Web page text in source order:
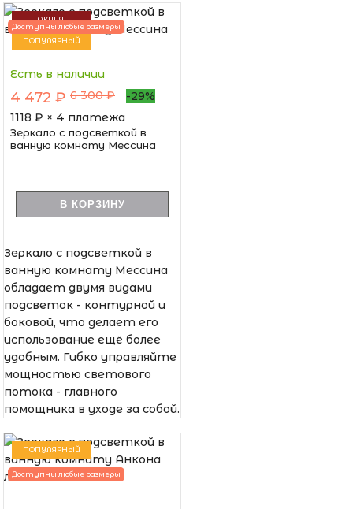
АКЦИЯ!
ПОПУЛЯРНЫЙ
Доступны любые размеры
Есть в наличии
4 472 ₽ 6 300 ₽
-29%
1118 ₽ × 4 платежа
Зеркало с подсветкой в
ванную комнату Мессина
В КОРЗИНУ
Зеркало с подсветкой в
ванную комнату Мессина
обладает двумя видами
подсветок - контурной и
боковой, что делает его
использование ещё более
удобным. Гибко управляйте
мощностью светового
потока - главного
помощника в уходе за собой.
ПОПУЛЯРНЫЙ
Доступны любые размеры